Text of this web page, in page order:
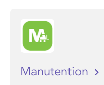
Manutention